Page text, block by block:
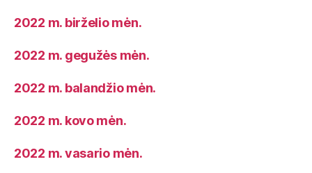
2022 m. birželio mėn.
2022 m. gegužės mėn.
2022 m. balandžio mėn.
2022 m. kovo mėn.
2022 m. vasario mėn.